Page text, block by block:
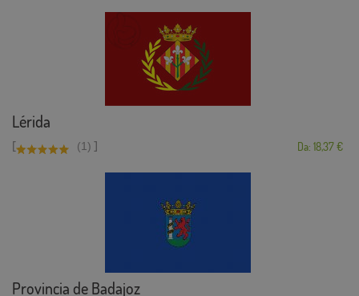
Lérida
[ (1) ] Da: 18,37 €
Provincia de Badajoz